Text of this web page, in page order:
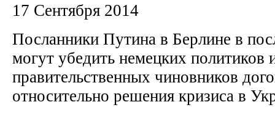
17 Сентября 2014
Посланники Путина в Берлине в
могут убедить немецких политиков
правительственных чиновников
относительно решения кризиса в